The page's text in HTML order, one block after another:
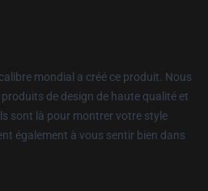
mondial a créé ce produit. Nous
de design de haute qualité et
sont là pour montrer votre style
également à vous sentir bien dans